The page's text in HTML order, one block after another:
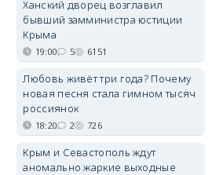
Ханский дворец возглавил
бывший замминистра юстиции
Крыма
19:00 5 6151
Любовь живёт три года? Почему
новая песня стала гимном тысяч
россиянок
18:20 2 726
Крым и Севастополь ждут
аномально жаркие выходные